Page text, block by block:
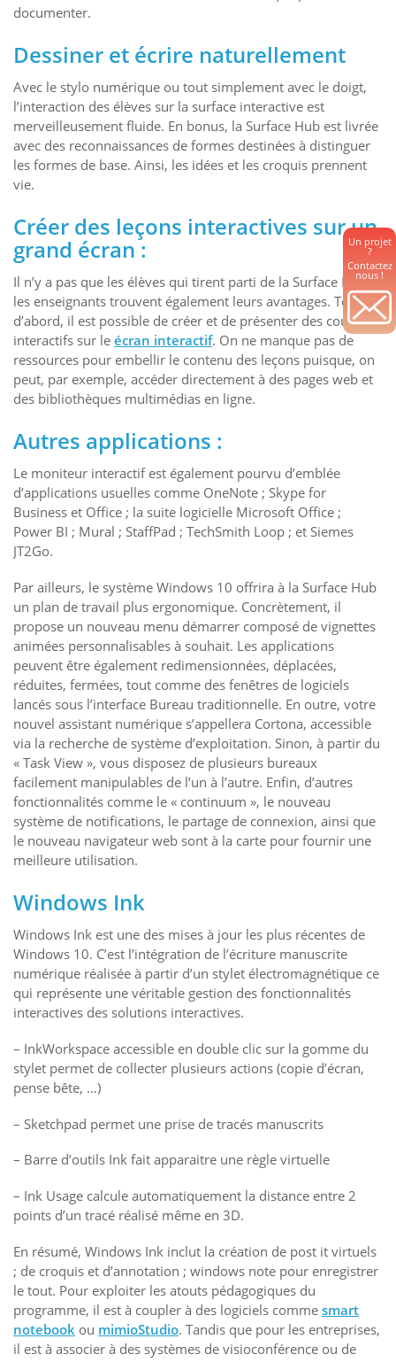
Un projet
?
Contactez
nous !
documenter.
Dessiner et écrire naturellement
Avec le stylo numérique ou tout simplement avec le doigt,
l’interaction des élèves sur la surface interactive est
merveilleusement fluide. En bonus, la Surface Hub est livrée
avec des reconnaissances de formes destinées à distinguer
les formes de base. Ainsi, les idées et les croquis prennent
vie.
Créer des leçons interactives sur un
grand écran :
Il n’y a pas que les élèves qui tirent parti de la Surface Hub,
les enseignants trouvent également leurs avantages. Tout
d’abord, il est possible de créer et de présenter des cours
interactifs sur le écran interactif. On ne manque pas de
ressources pour embellir le contenu des leçons puisque, on
peut, par exemple, accéder directement à des pages web et
des bibliothèques multimédias en ligne.
Autres applications :
Le moniteur interactif est également pourvu d’emblée
d’applications usuelles comme OneNote ; Skype for
Business et Office ; la suite logicielle Microsoft Office ;
Power BI ; Mural ; StaffPad ; TechSmith Loop ; et Siemes
JT2Go.
Par ailleurs, le système Windows 10 offrira à la Surface Hub
un plan de travail plus ergonomique. Concrètement, il
propose un nouveau menu démarrer composé de vignettes
animées personnalisables à souhait. Les applications
peuvent être également redimensionnées, déplacées,
réduites, fermées, tout comme des fenêtres de logiciels
lancés sous l’interface Bureau traditionnelle. En outre, votre
nouvel assistant numérique s’appellera Cortona, accessible
via la recherche de système d’exploitation. Sinon, à partir du
« Task View », vous disposez de plusieurs bureaux
facilement manipulables de l’un à l’autre. Enfin, d’autres
fonctionnalités comme le « continuum », le nouveau
système de notifications, le partage de connexion, ainsi que
le nouveau navigateur web sont à la carte pour fournir une
meilleure utilisation.
Windows Ink
Windows Ink est une des mises à jour les plus récentes de
Windows 10. C’est l’intégration de l’écriture manuscrite
numérique réalisée à partir d’un stylet électromagnétique ce
qui représente une véritable gestion des fonctionnalités
interactives des solutions interactives.
– InkWorkspace accessible en double clic sur la gomme du
stylet permet de collecter plusieurs actions (copie d’écran,
pense bête, …)
– Sketchpad permet une prise de tracés manuscrits
– Barre d’outils Ink fait apparaitre une règle virtuelle
– Ink Usage calcule automatiquement la distance entre 2
points d’un tracé réalisé même en 3D.
En résumé, Windows Ink inclut la création de post it virtuels
; de croquis et d’annotation ; windows note pour enregistrer
le tout. Pour exploiter les atouts pédagogiques du
programme, il est à coupler à des logiciels comme smart
notebook ou mimioStudio. Tandis que pour les entreprises,
il est à associer à des systèmes de visioconférence ou de